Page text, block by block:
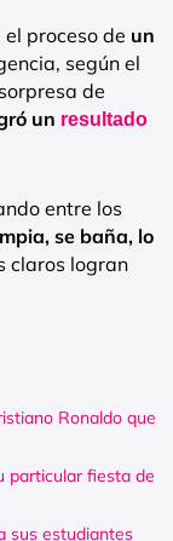
proceso de un
según el
de
un resultado
entre los
se baña, lo
claros logran
Ronaldo que
particular fiesta de
sus estudiantes